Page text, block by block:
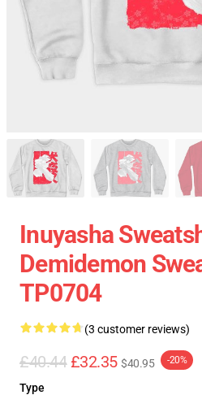
Inuyasha
Demidemon
TP0704
(3 customer reviews)
£40.44 £32.35 $40.95 -20%
Type